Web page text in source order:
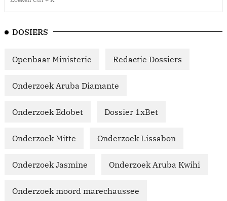
DOSIERS
Openbaar Ministerie Redactie Dossiers
Onderzoek Aruba Diamante
Onderzoek Edobet Dossier 1xBet
Onderzoek Mitte Onderzoek Lissabon
Onderzoek Jasmine Onderzoek Aruba Kwihi
Onderzoek moord marechaussee